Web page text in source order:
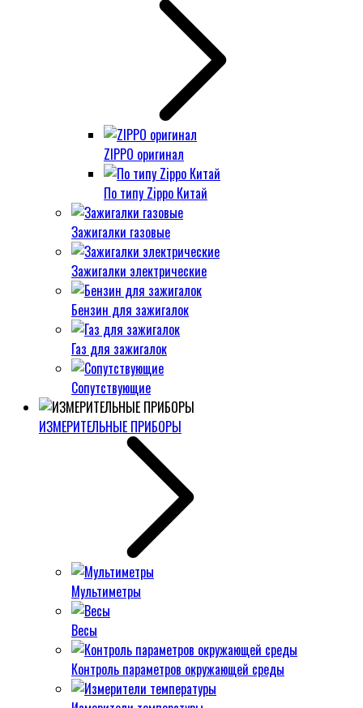
ZIPPO оригинал
По типу Zippo Китай
Зажигалки газовые
Зажигалки электрические
Бензин для зажигалок
Газ для зажигалок
Сопутствующие
ИЗМЕРИТЕЛЬНЫЕ ПРИБОРЫ
Мультиметры
Весы
Контроль параметров окружающей среды